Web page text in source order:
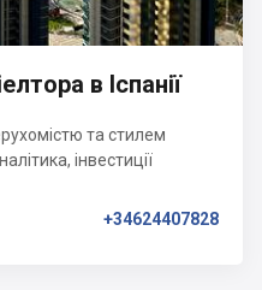
в Іспанії
та стилем
інвестиції
+34624407828